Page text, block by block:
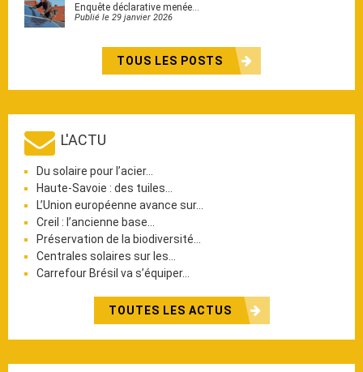
Enquête déclarative menée…
Publié le 29 janvier 2026
TOUS LES POSTS
L'ACTU
Du solaire pour l’acier…
Haute-Savoie : des tuiles…
L’Union européenne avance sur…
Creil : l’ancienne base…
Préservation de la biodiversité…
Centrales solaires sur les…
Carrefour Brésil va s’équiper…
TOUTES LES ACTUS